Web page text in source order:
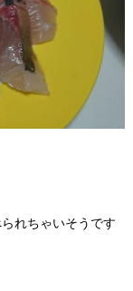
れちゃいそうです